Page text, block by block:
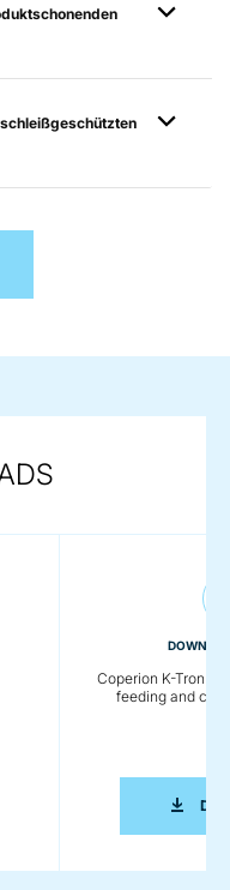
CATALOGUE
Coperion K-Tron -
feeding and